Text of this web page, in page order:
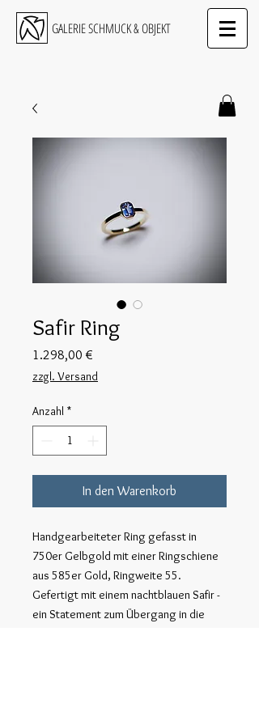
GALERIE SCHMUCK & OBJEKT
Safir Ring
1.298,00 €
zzgl. Versand
Anzahl *
In den Warenkorb
Handgearbeiteter Ring gefasst in
750er Gelbgold mit einer Ringschiene
aus 585er Gold, Ringweite 55.
Gefertigt mit einem nachtblauen Safir -
ein Statement zum Übergang in die